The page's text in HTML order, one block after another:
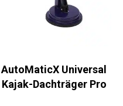
AutoMaticX Universal
Kajak-Dachträger Pro